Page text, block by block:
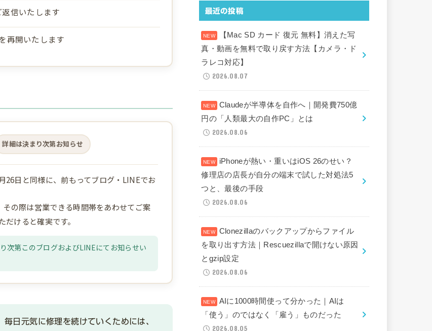
信いたします
再開いたします
詳細は決まり次第お知らせ
26日と同様に、前もってブログ・LINEでお
その際は営業できる時間帯をあわせてご案
けると確実です。
次第このブログおよびLINEにてお知らせい
日元気に修理を続けていくためには、
最近の投稿
【Mac SD カード 復元 無料】消えた写
真・動画を無料で取り戻す方法【カメラ・ド
ラレコ対応】
2026.08.07
Claudeが半導体を自作へ｜開発費750億
円の「人類最大の自作PC」とは
2026.08.06
iPhoneが熱い・重いはiOS 26のせい？
修理店の店長が自分の端末で試した対処法5
つと、最後の手段
2026.08.06
Clonezillaのバックアップからファイル
を取り出す方法｜Rescuezillaで開けない原因
とgzip設定
2026.08.06
AIに1000時間使って分かった｜AIは
「使う」のではなく「雇う」ものだった
2026.08.05